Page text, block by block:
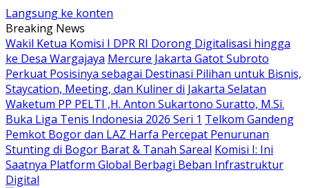
Langsung ke konten
Breaking News
Wakil Ketua Komisi I DPR RI Dorong Digitalisasi hingga
ke Desa Wargajaya Mercure Jakarta Gatot Subroto
Perkuat Posisinya sebagai Destinasi Pilihan untuk Bisnis,
Staycation, Meeting, dan Kuliner di Jakarta Selatan
Waketum PP PELTI ,H. Anton Sukartono Suratto, M.Si.
Buka Liga Tenis Indonesia 2026 Seri 1 Telkom Gandeng
Pemkot Bogor dan LAZ Harfa Percepat Penurunan
Stunting di Bogor Barat & Tanah Sareal Komisi I: Ini
Saatnya Platform Global Berbagi Beban Infrastruktur
Digital